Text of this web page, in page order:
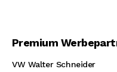
Premium
VW Walter Schneider